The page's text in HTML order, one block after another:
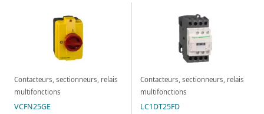
Contacteurs, sectionneurs, relais
multifonctions
VCFN25GE
Contacteurs, sectionneurs, relais
multifonctions
LC1DT25FD